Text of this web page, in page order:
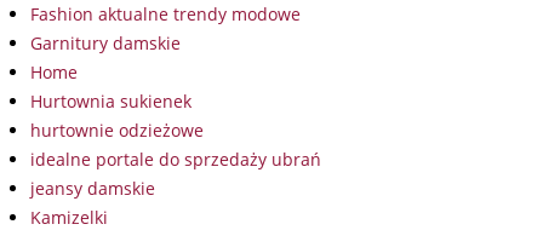
Fashion aktualne trendy modowe
Garnitury damskie
Home
Hurtownia sukienek
hurtownie odzieżowe
idealne portale do sprzedaży ubrań
jeansy damskie
Kamizelki